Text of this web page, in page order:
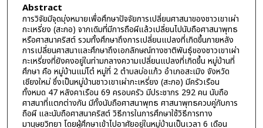
Abstract
การวิจัยมีจุดมุ่งหมายเพื่อศึกษาปัจจัยการเปลี่ยนศาสนาของชาวเขาเผ่า
กะเหรี่ยง (สะกอ) จากเดิมที่มีการถือผีแล้วเปลี่ยนไปนับถือศาสนาพุทธ
หรือศาสนาคริสต์ รวมทั้งศึกษาถึงการเปลี่ยนแปลงที่เกิดขึ้นภายหลัง
การเปลี่ยนศาสนาและศึกษาถึงเอกลักษณ์ทางชาติพันธุ์ของชาวเขาเผ่า
กะเหรี่ยงที่ยังคงอยู่ในท่ามกลางความเปลี่ยนแปลงที่เกิดขึ้น หมู่บ้านที่
ศึกษา คือ หมู่บ้านแม่โต๋ หมู่ที่ 2 ตำบลบ่อแก้ว อำเภอสะเมิง จังหวัด
เชียงใหม่ ซึ่งเป็นหมู่บ้านชาวเขาเผ่ากะเหรี่ยง (สะกอ) มีครัวเรือน
ทั้งหมด 47 หลังคาเรือน 69 ครอบครัว มีประชากร 292 คน นับถือ
ศาสนาที่แตกต่างกัน มีทั้งนับถือศาสนาพุทธ ศาสนาพุทธควบคู่กับการ
ถือผี และนับถือศาสนาคริสต์ วิธีการในการศึกษาใช้วิธีการทาง
มานุษยวิทยา โดยผู้ศึกษาเข้าไปอาศัยอยู่ในหมู่บ้านเป็นเวลา 6 เดือน